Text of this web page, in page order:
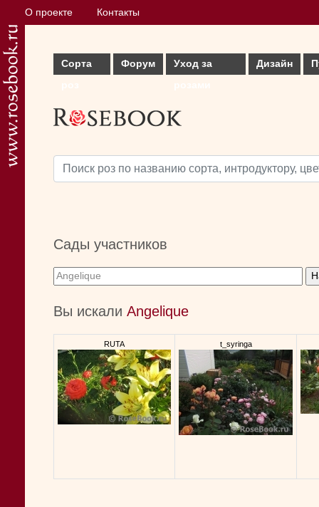
О проекте Контакты
Сорта
Форум
Уход за
Дизайн
Сады участников
Вы искали Angelique
RUTA t_syringa